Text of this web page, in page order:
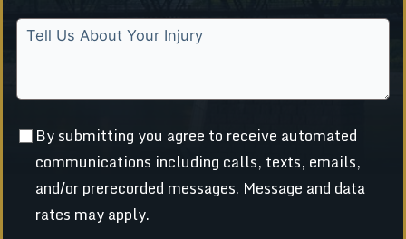
t
S
a
t
e
+
By submitting you agree to receive automated
communications including calls, texts, emails,
and/or prerecorded messages. Message and data
rates may apply.